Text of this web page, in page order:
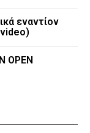
εναντίον
OPEN